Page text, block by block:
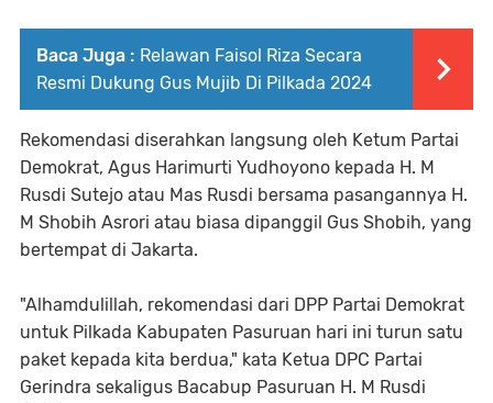
Baca Juga : Relawan Faisol Riza Secara
Resmi Dukung Gus Mujib Di Pilkada 2024
Rekomendasi diserahkan langsung oleh Ketum Partai
Demokrat, Agus Harimurti Yudhoyono kepada H. M
Rusdi Sutejo atau Mas Rusdi bersama pasangannya H.
M Shobih Asrori atau biasa dipanggil Gus Shobih, yang
bertempat di Jakarta.
"Alhamdulillah, rekomendasi dari DPP Partai Demokrat
untuk Pilkada Kabupaten Pasuruan hari ini turun satu
paket kepada kita berdua," kata Ketua DPC Partai
Gerindra sekaligus Bacabup Pasuruan H. M Rusdi